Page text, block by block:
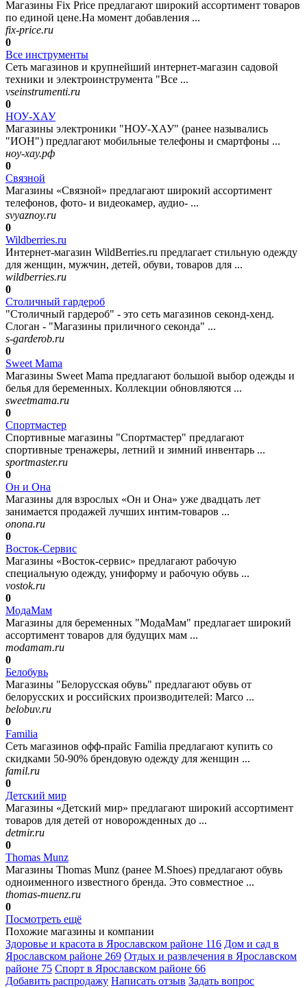
Магазины Fix Price предлагают широкий ассортимент товаров
по единой цене.На момент добавления ...
fix-price.ru
0
Все инструменты
Сеть магазинов и крупнейший интернет-магазин садовой
техники и электроинструмента "Все ...
vseinstrumenti.ru
0
НОУ-ХАУ
Магазины электроники "НОУ-ХАУ" (ранее назывались
"ИОН") предлагают мобильные телефоны и смартфоны ...
ноу-хау.рф
0
Связной
Магазины «Связной» предлагают широкий ассортимент
телефонов, фото- и видеокамер, аудио- ...
svyaznoy.ru
0
Wildberries.ru
Интернет-магазин WildBerries.ru предлагает стильную одежду
для женщин, мужчин, детей, обуви, товаров для ...
wildberries.ru
0
Столичный гардероб
"Столичный гардероб" - это сеть магазинов секонд-хенд.
Слоган - "Магазины приличного секонда" ...
s-garderob.ru
0
Sweet Mama
Магазины Sweet Mama предлагают большой выбор одежды и
белья для беременных. Коллекции обновляются ...
sweetmama.ru
0
Спортмастер
Спортивные магазины "Спортмастер" предлагают
спортивные тренажеры, летний и зимний инвентарь ...
sportmaster.ru
0
Он и Она
Магазины для взрослых «Он и Она» уже двадцать лет
занимается продажей лучших интим-товаров ...
onona.ru
0
Восток-Сервис
Магазины «Восток-сервис» предлагают рабочую
специальную одежду, униформу и рабочую обувь ...
vostok.ru
0
МодаМам
Магазины для беременных "МодаМам" предлагает широкий
ассортимент товаров для будущих мам ...
modamam.ru
0
Белобувь
Магазины "Белорусская обувь" предлагают обувь от
белорусских и российских производителей: Marco ...
belobuv.ru
0
Familia
Сеть магазинов офф-прайс Familia предлагают купить со
скидками 50-90% брендовую одежду для женщин ...
famil.ru
0
Детский мир
Магазины «Детский мир» предлагают широкий ассортимент
товаров для детей от новорожденных до ...
detmir.ru
0
Thomas Munz
Магазины Thomas Munz (ранее M.Shoes) предлагают обувь
одноименного известного бренда. Это совместное ...
thomas-muenz.ru
0
Посмотреть ещё
Похожие магазины и компании
Здоровье и красота в Ярославском районе 116 Дом и сад в
Ярославском районе 269 Отдых и развлечения в Ярославском
районе 75 Спорт в Ярославском районе 66
Добавить раcпродажу Написать отзыв Задать вопрос